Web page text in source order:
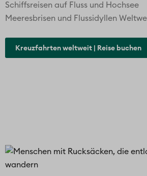
Schiffsreisen auf Fluss und Hochsee
Meeresbrisen und Flussidyllen
Kreuzfahrten weltweit | Reise buchen